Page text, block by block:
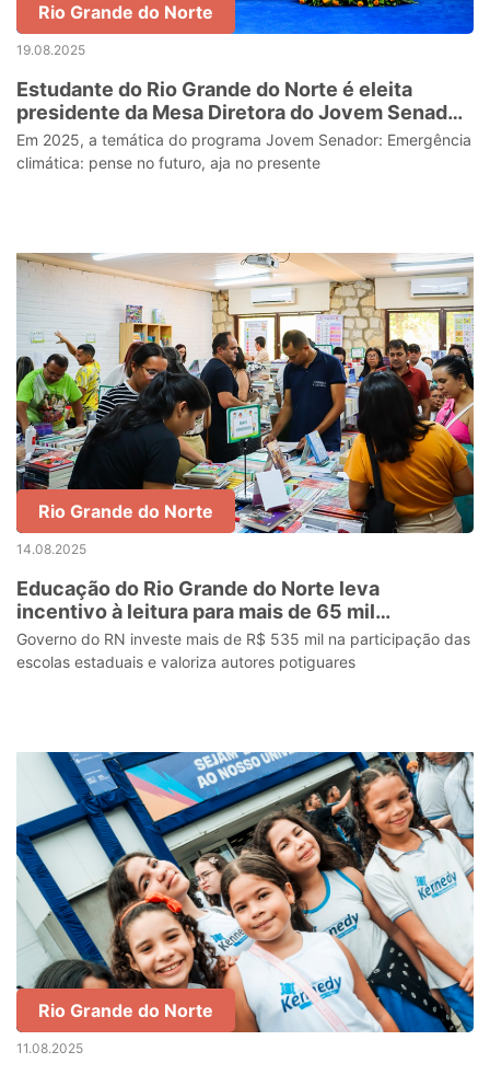
Rio Grande do Norte
19.08.2025
Estudante do Rio Grande do Norte é eleita
presidente da Mesa Diretora do Jovem Senador,
em Brasília
Em 2025, a temática do programa Jovem Senador: Emergência
climática: pense no futuro, aja no presente
Rio Grande do Norte
14.08.2025
Educação do Rio Grande do Norte leva
incentivo à leitura para mais de 65 mil
estudantes na Feira do Livro de Mossoró
Governo do RN investe mais de R$ 535 mil na participação das
escolas estaduais e valoriza autores potiguares
Rio Grande do Norte
11.08.2025